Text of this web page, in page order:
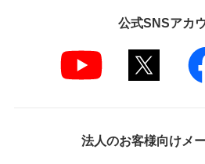
公式SNSアカ
法人のお客様向けメ